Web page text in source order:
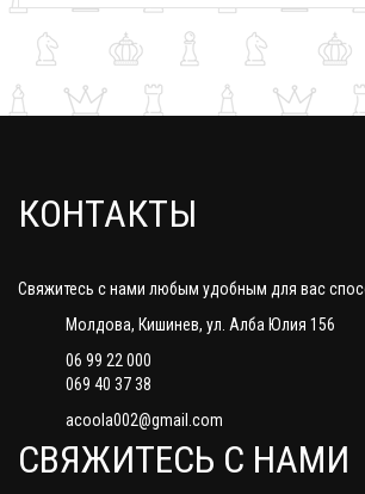
КОНТАКТЫ
Свяжитесь с нами любым удобным для вас
Молдова, Кишинев, ул. Алба Юлия 156
06 99 22 000
069 40 37 38
acoola002@gmail.com
СВЯЖИТЕСЬ С НАМИ